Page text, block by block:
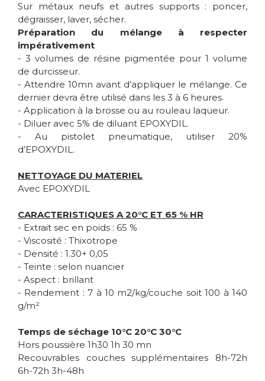
Sur métaux neufs et autres supports : poncer,
dégraisser, laver, sécher.
Préparation du mélange à respecter
impérativement
- 3 volumes de résine pigmentée pour 1 volume
de durcisseur.
- Attendre 10mn avant d’appliquer le mélange. Ce
dernier devra être utilisé dans les 3 à 6 heures.
- Application à la brosse ou au rouleau laqueur.
- Diluer avec 5% de diluant EPOXYDIL.
- Au pistolet pneumatique, utiliser 20%
d’EPOXYDIL.
NETTOYAGE DU MATERIEL
Avec EPOXYDIL
CARACTERISTIQUES A 20°C ET 65 % HR
- Extrait sec en poids : 65 %
- Viscosité : Thixotrope
- Densité : 1.30+ 0,05
- Teinte : selon nuancier
- Aspect : brillant
- Rendement : 7 à 10 m2/kg/couche soit 100 à 140
g/m²
Temps de séchage 10°C 20°C 30°C
Hors poussière 1h30 1h 30 mn
Recouvrables couches supplémentaires 8h-72h
6h-72h 3h-48h